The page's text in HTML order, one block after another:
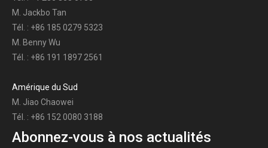
M. Jackbo Tan
Tél. : +86 185 0279 5323
M. Benny Wu
Tél. : +86 191 1897 2561
Amérique du Sud
M. Jiao Chaowei
Tél. : +86 152 0080 3188
Abonnez-vous à nos actualités